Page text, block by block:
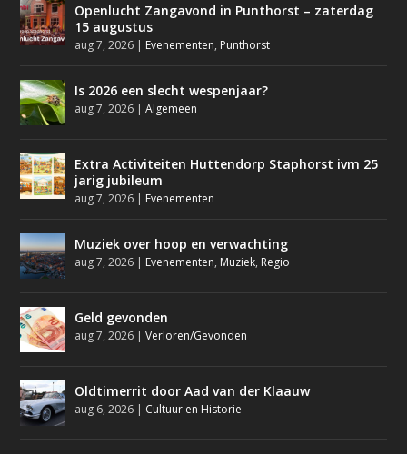
Openlucht Zangavond in Punthorst – zaterdag
15 augustus
aug 7, 2026 | Evenementen, Punthorst
Is 2026 een slecht wespenjaar?
aug 7, 2026 |Algemeen
Extra Activiteiten Huttendorp Staphorst ivm 25
jarig jubileum
aug 7, 2026 | Evenementen
Muziek over hoop en verwachting
aug 7, 2026 | Evenementen, Muziek, Regio
Geld gevonden
aug 7, 2026 |Verloren/Gevonden
Oldtimerrit door Aad van der Klaauw
aug 6, 2026 | Cultuur en Historie